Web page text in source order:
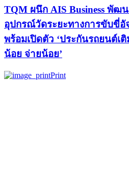
TQM ผนึก AIS Business พัฒน
อุปกรณ์วัดระยะทางการขับขี่อั
พร้อมเปิดตัว ‘ประกันรถยนต์เ
น้อย จ่ายน้อย’
Print